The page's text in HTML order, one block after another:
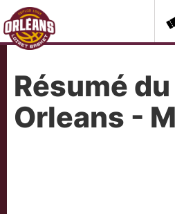
Résumé
Orleans -